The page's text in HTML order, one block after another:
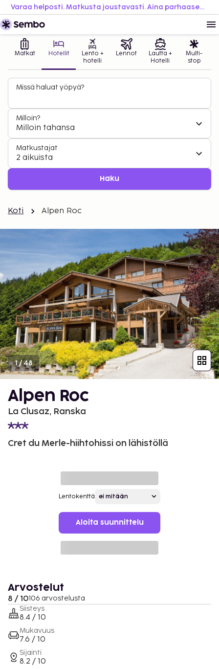
Varaa helposti. Matkusta joustavasti. Aina parhaaseen hintaan.
Matkat Hotellit
Lento +
hotelli
Lennot
Lautta +
Hotelli
Multi-
stop
Missä haluat yöpyä?
Milloin?
Milloin tahansa
Matkustajat
2 aikuista
Haku
Koti Alpen Roc
1/48
Alpen Roc
La Clusaz, Ranska
Cret du Merle-hiihtohissi on lähistöllä
Lentokenttä
Aloita suunnittelu
Arvostelut
8 / 10106 arvostelusta
Siisteys
8.4 / 10
Mukavuus
7.6 / 10
Sijainti
8.2 / 10